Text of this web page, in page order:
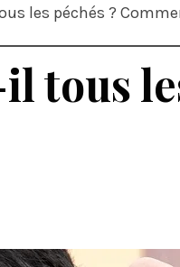
les péchés ?
tous